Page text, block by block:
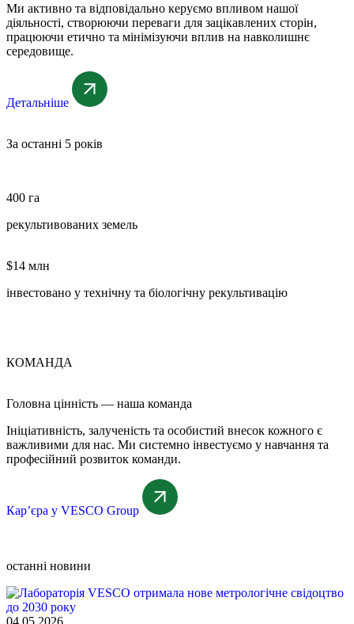
Ми активно та відповідально керуємо впливом нашої
діяльності, створюючи переваги для зацікавлених сторін,
працюючи етично та мінімізуючи вплив на навколишнє
середовище.
Детальніше
За останні 5 років
400 га
рекультивованих земель
$14 млн
інвестовано у технічну та біологічну рекультивацію
КОМАНДА
Головна цінність — наша команда
Ініціативність, залученість та особистий внесок кожного є
важливими для нас. Ми системно інвестуємо у навчання та
професійний розвиток команди.
Кар’єра у VESCO Group
останні новини
04.05.2026